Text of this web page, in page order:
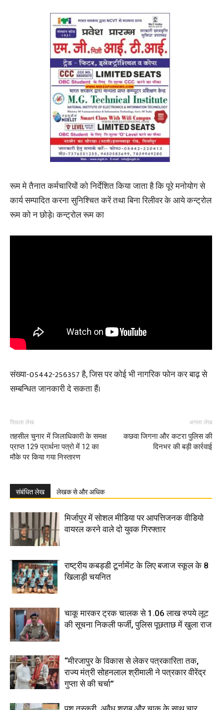
रूम मे तैनात कर्मचारियों को निर्देशित किया जाता है कि पूरे मनोयोग से
कार्य सम्पादित करना सुनिश्चित करें तथा बिना रिलीवर के आये कन्ट्रोल
रूम को न छोड़े। कन्ट्रोल रूम का
संख्या-05442-256357 है, जिस पर कोई भी नागरिक फोन कर बाढ़ से
सम्बन्धित जानकारी दे सकता हैं।
पिछला लेख
तहसील चुनार में जिलाधिकारी के समक्ष
प्राप्त 129 प्रार्थना पत्रो में 12 का
मौके पर किया गया निस्तारण
अगला लेख
कछवा जिगना और कटरा पुलिस की
दिनभर की बड़ी कार्रवाई
संबंधित लेख लेखक से और अधिक
मिर्जापुर में सोशल मीडिया पर आपत्तिजनक वीडियो
वायरल करने वाले दो युवक गिरफ्तार
राष्ट्रीय कबड्डी टूर्नामेंट के लिए बजाज स्कूल के 8
खिलाड़ी चयनित
चाकू मारकर ट्रक चालक से 1.06 लाख रुपये लूट
की सूचना निकली फर्जी, पुलिस पूछताछ में खुला राज
“मीरजापुर के विकास से लेकर पत्रकारिता तक,
राज्य मंत्री सोहनलाल श्रीमाली ने पत्रकार वीरेंद्र
गुप्ता से की चर्चा”